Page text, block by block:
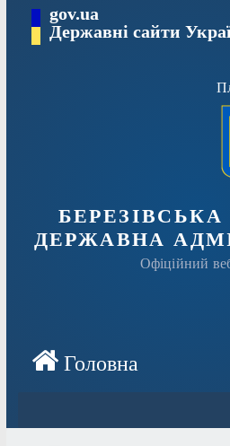
Перейтиgov.ua
Державні сайти
ДЕРЖАВНА
Офіційний